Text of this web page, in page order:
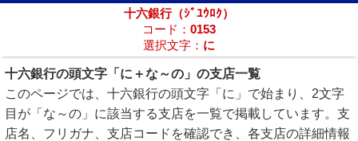
十六銀行（ｼﾞﾕｳﾛｸ）
コード： 0153
選択文字： に
十六銀行の頭文字「に＋な～の」の支店一覧
このページでは、十六銀行の頭文字「に」で始まり、2文字
目が「な～の」に該当する支店を一覧で掲載しています。支
店名、フリガナ、支店コードを確認でき、各支店の詳細情報